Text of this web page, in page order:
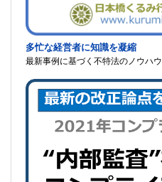
多忙な経営者に知識を凝縮
最新事例に基づく不特法のノウハ